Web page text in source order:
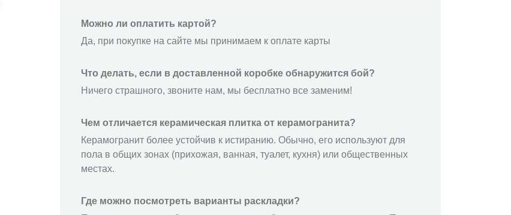
Можно ли оплатить картой?
Да, при покупке на сайте мы принимаем к оплате карты
Что делать, если в доставленной коробке обнаружится бой?
Ничего страшного, звоните нам, мы бесплатно все заменим!
Чем отличается керамическая плитка от керамогранита?
Керамогранит более устойчив к истиранию. Обычно, его используют для
пола в общих зонах (прихожая, ванная, туалет, кухня) или общественных
местах.
Где можно посмотреть варианты раскладки?